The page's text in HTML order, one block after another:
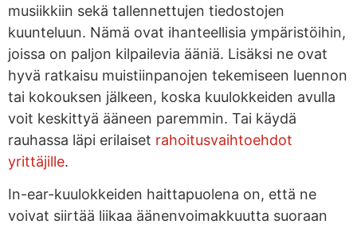
musiikkiin sekä tallennettujen tiedostojen
kuunteluun. Nämä ovat ihanteellisia ympäristöihin,
joissa on paljon kilpailevia ääniä. Lisäksi ne ovat
hyvä ratkaisu muistiinpanojen tekemiseen luennon
tai kokouksen jälkeen, koska kuulokkeiden avulla
voit keskittyä ääneen paremmin. Tai käydä
rauhassa läpi erilaiset rahoitusvaihtoehdot
yrittäjille.
In-ear-kuulokkeiden haittapuolena on, että ne
voivat siirtää liikaa äänenvoimakkuutta suoraan